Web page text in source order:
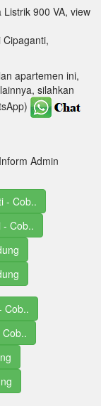
900 VA, view
apartemen ini,
silahkan
Admin
- Cob..
- Cob..
Cob..